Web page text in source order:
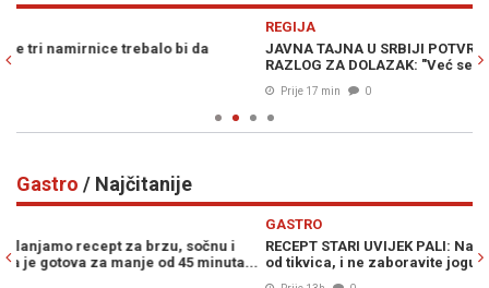
JAVNA TAJNA U SRBIJI POTVRĐENA, ZELENSKI IMA JAKO DOBAR
RAZLOG ZA DOLAZAK: "Već se obilaze lokacije..."
Gastro / Najčitanije
RECEPT STARI UVIJEK PALI: Na brzinu napravite izvrsni izljevak
od tikvica, i ne zaboravite jogurt...